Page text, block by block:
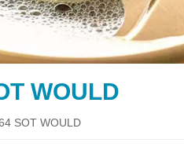
WOULD
SOT WOULD